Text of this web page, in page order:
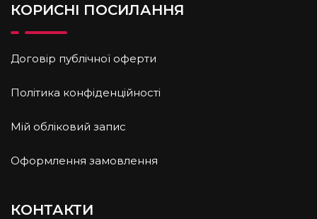
КОРИСНІ ПОСИЛАННЯ
Договір публічної оферти
Політика конфіденційності
Мій обліковий запис
Оформлення замовлення
КОНТАКТИ